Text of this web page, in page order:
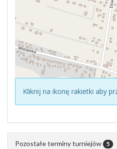
Kliknij na ikonę rakietki aby
Pozostałe terminy turniejów 5